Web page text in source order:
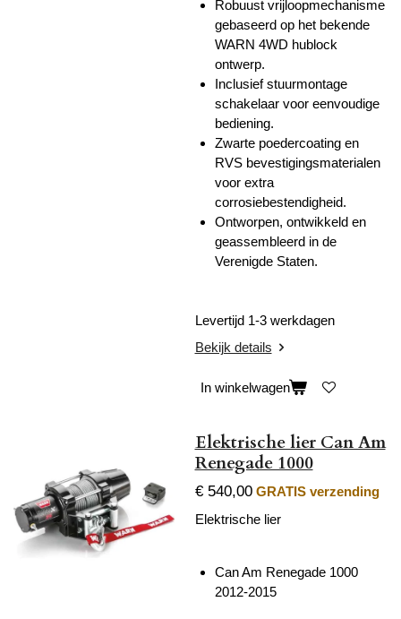
Robuust vrijloopmechanisme
gebaseerd op het bekende
WARN 4WD hublock
ontwerp.
Inclusief stuurmontage
schakelaar voor eenvoudige
bediening.
Zwarte poedercoating en
RVS bevestigingsmaterialen
voor extra
corrosiebestendigheid.
Ontworpen, ontwikkeld en
geassembleerd in de
Verenigde Staten.
Levertijd 1-3 werkdagen
Bekijk details
In winkelwagen
Elektrische lier Can Am
Renegade 1000
€ 540,00 GRATIS verzending
Elektrische lier
Can Am Renegade 1000
2012-2015